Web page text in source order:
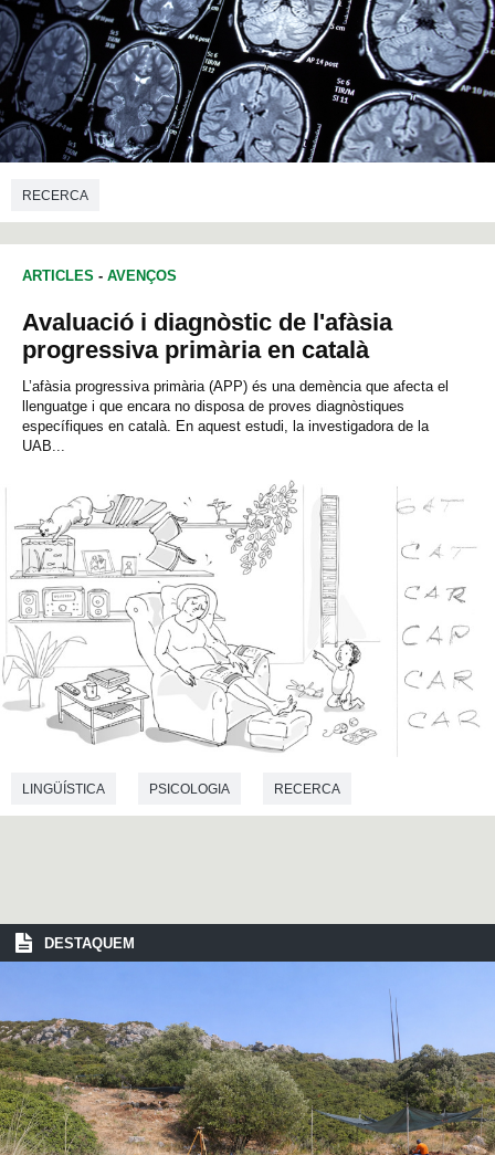
RECERCA
ARTICLES - AVENÇOS
Avaluació i diagnòstic de l'afàsia
progressiva primària en català
L’afàsia progressiva primària (APP) és una demència que afecta el
llenguatge i que encara no disposa de proves diagnòstiques
específiques en català. En aquest estudi, la investigadora de la
UAB...
LINGÜÍSTICA PSICOLOGIA RECERCA
DESTAQUEM